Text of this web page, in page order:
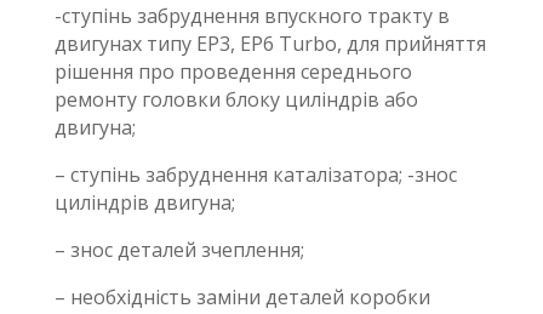
-ступінь забруднення впускного тракту в
двигунах типу EP3, EP6 Turbo, для прийняття
рішення про проведення середнього
ремонту головки блоку циліндрів або
двигуна;
– ступінь забруднення каталізатора; -знос
циліндрів двигуна;
– знос деталей зчеплення;
– необхідність заміни деталей коробки